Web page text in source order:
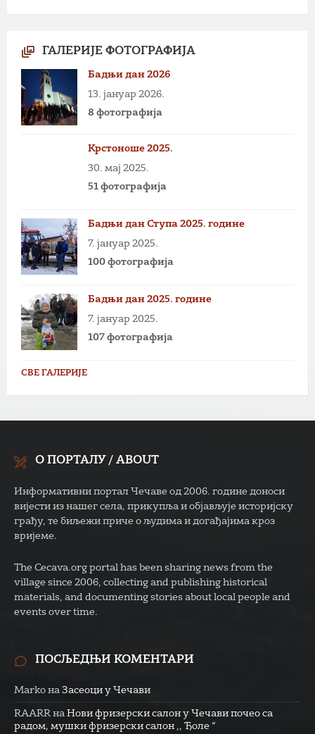
ГАЛЕРИЈЕ ФОТОГРАФИЈА
Бадњи дан 2026
13. јануар 2026.
8 фотографија
Крстоноше 2025.
30. мај 2025.
51 фотографија
Бадњи дан Ступа 2025. године
7. јануар 2025.
100 фотографија
Бадњи дан 2025. године
7. јануар 2025.
107 фотографија
СВЕ ГАЛЕРИЈЕ
О ПОРТАЛУ / ABOUT
Информативни портал Чечаве од 2006. године доноси
вијести из нашег села, прикупља и објављује историјску
грађу, те биљежи приче о људима и догађајима кроз
вријеме.
The Cecava.org portal has been sharing news from the
village since 2006, collecting and publishing historical
materials, and documenting stories about local people and
events over time.
ПОСЉЕДЊИ КОМЕНТАРИ
Marko на Засеоци у Чечави
RAARR на Нови фризерски салон у Чечави почео са
радом, мушки фризерски салон ,, Ђоле “